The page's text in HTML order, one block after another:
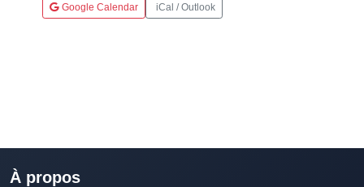
Google Calendar iCal / Outlook
À propos